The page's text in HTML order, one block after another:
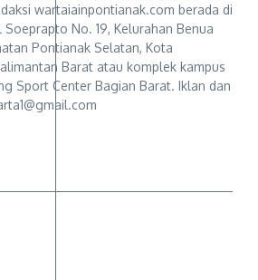
wartaiainpontianak.com berada di
Soeprapto No. 19, Kelurahan Benua
Pontianak Selatan, Kota
Barat atau komplek kampus
Sport Center Bagian Barat. Iklan dan